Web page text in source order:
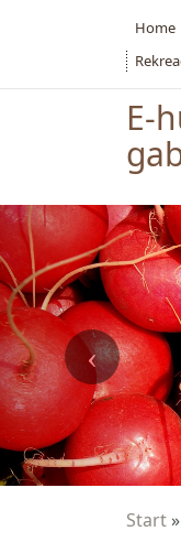
E-
Start »
Home